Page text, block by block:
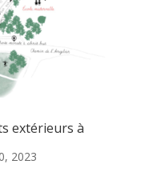
extérieurs à
2023